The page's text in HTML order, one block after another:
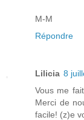
M-M
Répondre
Lilicia 8
Vous me
Merci de
facile! (z)e